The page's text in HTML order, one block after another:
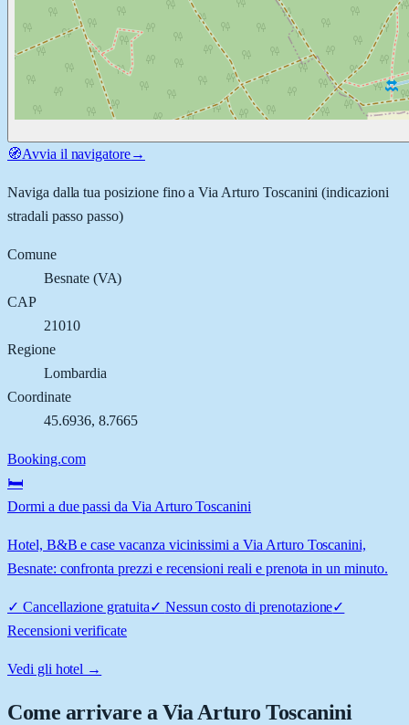
🧭Avvia il navigatore→
Naviga dalla tua posizione fino aVia Arturo Toscanini (indicazioni
stradali passo passo)
Comune
Besnate(VA)
CAP
21010
Regione
Lombardia
Coordinate
45.6936, 8.7665
Booking.com
🛏️
Dormi a due passi da Via Arturo Toscanini
Hotel, B&B e case vacanza vicinissimi a Via Arturo Toscanini,
Besnate: confronta prezzi e recensioni reali e prenota in un minuto.
✓ Cancellazione gratuita✓ Nessun costo di prenotazione✓
Recensioni verificate
Vedi gli hotel →
Come arrivare aVia Arturo Toscanini